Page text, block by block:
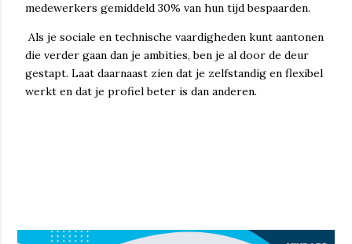
medewerkers gemiddeld 30% van hun tijd bespaarden.
Als je sociale en technische vaardigheden kunt aantonen
die verder gaan dan je ambities, ben je al door de deur
gestapt. Laat daarnaast zien dat je zelfstandig en flexibel
werkt en dat je profiel beter is dan anderen.